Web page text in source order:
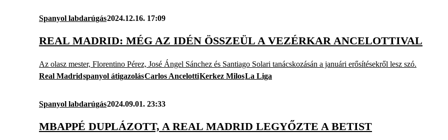
Spanyol labdarúgás2024.12.16. 17:09
REAL MADRID: MÉG AZ IDÉN ÖSSZEÜL A VEZÉRKAR ANCELOTTIVAL
Az olasz mester, Florentino Pérez, José Ángel Sánchez és Santiago Solari tanácskozásán a januári erősítésekről lesz szó.
Real Madridspanyol átigazolásCarlos AncelottiKerkez MilosLa Liga
Spanyol labdarúgás2024.09.01. 23:33
MBAPPÉ DUPLÁZOTT, A REAL MADRID LEGYŐZTE A BETIST